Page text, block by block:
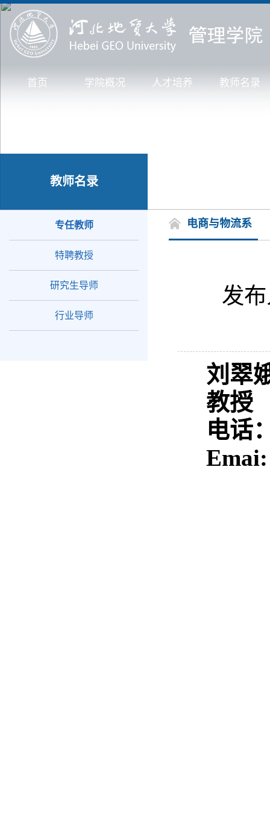
首页 学院概况 人才培养 教师名录
教师名录
专任教师
特聘教授
研究生导师
行业导师
电商与物流系
发
刘翠
教授
电话
Emai: